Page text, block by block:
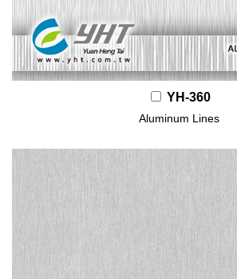
YH-360
Aluminum Lines